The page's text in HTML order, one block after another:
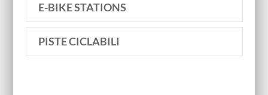
E-BIKE STATIONS
PISTE CICLABILI